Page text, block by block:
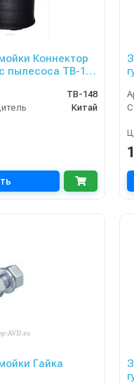
Коннектор
пылесоса TB-113
TB-148
Китай
Гайка